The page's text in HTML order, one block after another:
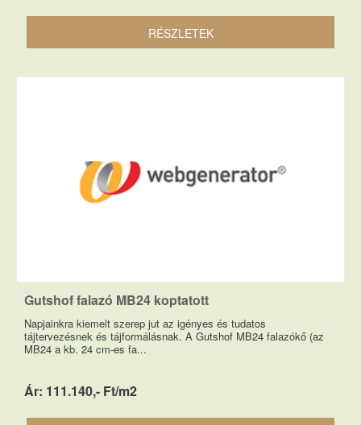
RÉSZLETEK
Gutshof falazó MB24 koptatott
Napjainkra kiemelt szerep jut az igényes és tudatos
tájtervezésnek és tájformálásnak. A Gutshof MB24 falazókő (az
MB24 a kb. 24 cm-es fa...
Ár: 111.140,- Ft/m2